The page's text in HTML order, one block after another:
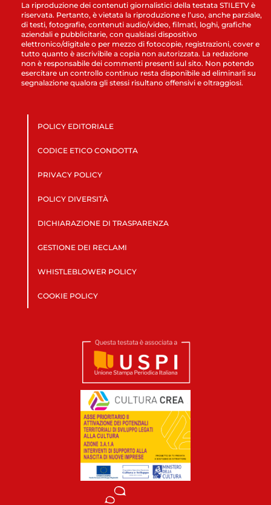
La riproduzione dei contenuti giornalistici della testata STILETV è
riservata. Pertanto, è vietata la riproduzione e l’uso, anche parziale,
di testi, fotografie, contenuti audio/video, filmati, loghi, grafiche
aziendali e pubblicitarie, con qualsiasi dispositivo
elettronico/digitale o per mezzo di fotocopie, registrazioni, cover e
tutto quanto è ascrivibile a copia non autorizzata. La redazione
non è responsabile dei commenti presenti sul sito. Non potendo
esercitare un controllo continuo resta disponibile ad eliminarli su
segnalazione qualora gli stessi risultano offensivi e oltraggiosi.
POLICY EDITORIALE
CODICE ETICO CONDOTTA
PRIVACY POLICY
POLICY DIVERSITÀ
DICHIARAZIONE DI TRASPARENZA
GESTIONE DEI RECLAMI
WHISTLEBLOWER POLICY
COOKIE POLICY